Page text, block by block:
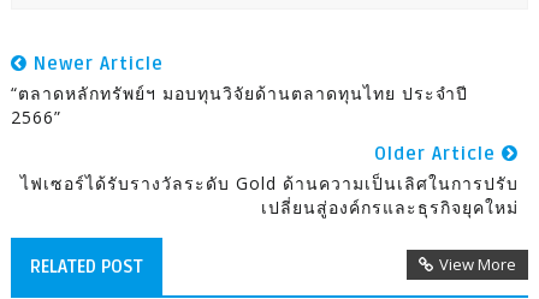
Newer Article
“ตลาดหลักทรัพย์ฯ มอบทุนวิจัยด้านตลาดทุนไทย ประจำปี
2566”
Older Article
ไฟเซอร์ได้รับรางวัลระดับ Gold ด้านความเป็นเลิศในการปรับ
เปลี่ยนสู่องค์กรและธุรกิจยุคใหม่
RELATED POST View More